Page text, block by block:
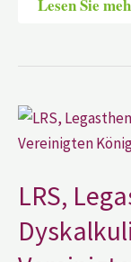
Lesen Sie
LRS,
LRS,
Legasthenie
und
Dyskalkulie
Schulen
im
Vereinigten
Königreich:
Eltern